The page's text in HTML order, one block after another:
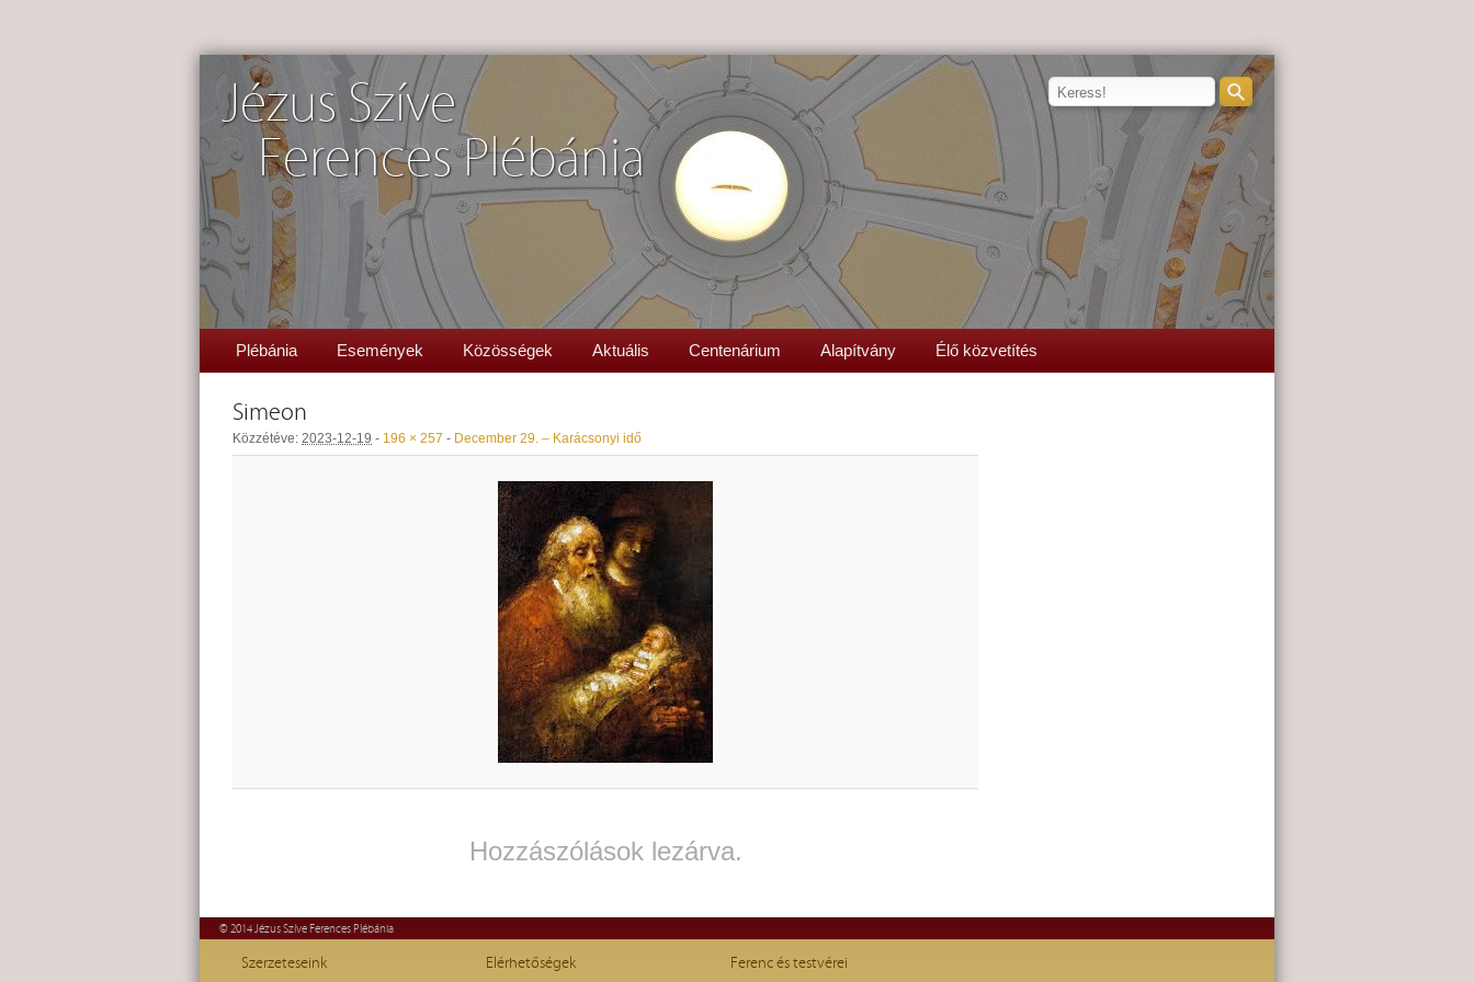
Jézus Szíve
Ferences Plébánia
Plébánia Események Közösségek Aktuális Centenárium Alapítvány Élő közvetítés
Simeon
Közzétéve: 2023-12-19 - 196 × 257 - December 29. – Karácsonyi idő
Hozzászólások lezárva.
© 2014 Jézus Szíve Ferences Plébánia
Szerzeteseink
Elérhetőségek
Ferenc és testvérei